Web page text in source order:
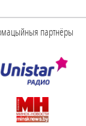
партнёры